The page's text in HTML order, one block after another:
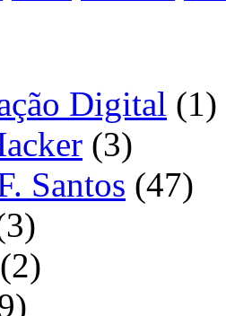
Digital (1)
(3)
Santos (47)
(2)